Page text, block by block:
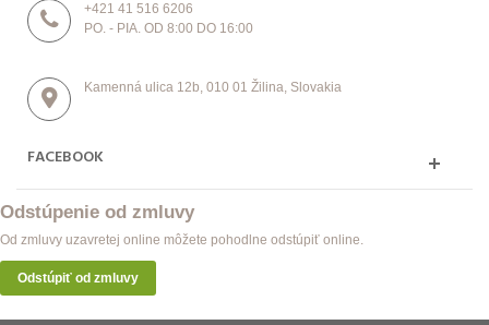
+421 41 516 6206
PO. - PIA. OD 8:00 DO 16:00
Kamenná ulica 12b, 010 01 Žilina, Slovakia
FACEBOOK
Odstúpenie od zmluvy
Od zmluvy uzavretej online môžete pohodlne odstúpiť online.
Odstúpiť od zmluvy